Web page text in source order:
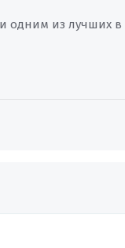
одним из лучших в